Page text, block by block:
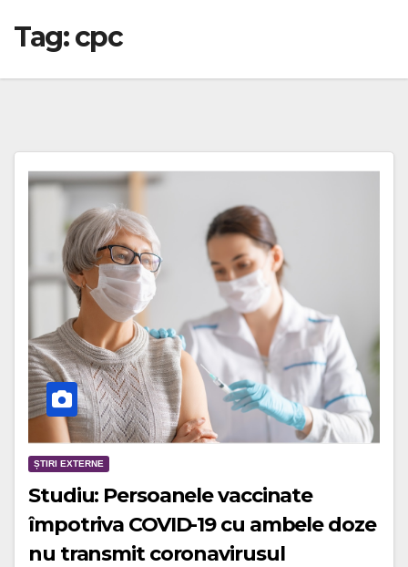
Tag:cpc
ȘTIRI EXTERNE
Studiu: Persoanele vaccinate
împotriva COVID-19 cu ambele doze
nu transmit coronavirusul